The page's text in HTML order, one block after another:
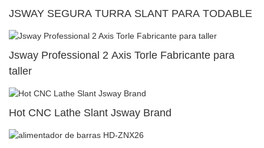
JSWAY SEGURA TURRA SLANT PARA TODABLE
Jsway Professional 2 Axis Torle Fabricante para
taller
Hot CNC Lathe Slant Jsway Brand